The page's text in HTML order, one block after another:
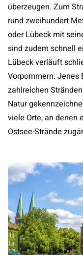
überzeugen. Zum
rund zweihundert
oder Lübeck mit
sind zudem schnell
Lübeck verläuft
Vorpommern. Jenes
zahlreichen
Natur
viele Orte, an denen
Ostsee-Strände